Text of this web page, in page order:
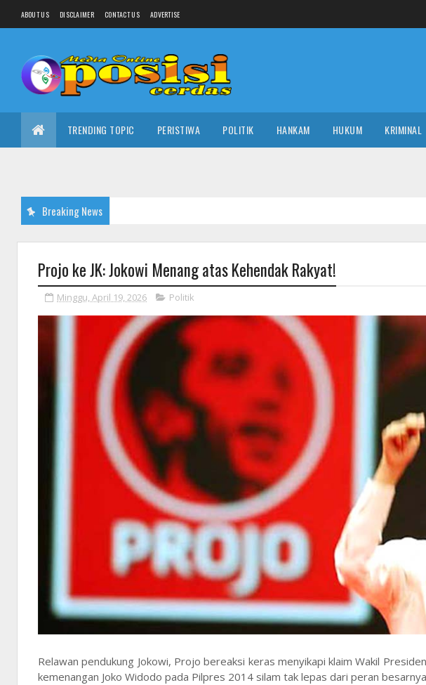
ABOUT US DISCLAIMER CONTACT US ADVERTISE
TRENDING TOPIC PERISTIWA POLITIK HANKAM HUKUM KRIMINAL
Breaking News
Projo ke JK: Jokowi Menang atas Kehendak Rakyat!
Minggu, April 19, 2026 Politik
Relawan pendukung Jokowi, Projo bereaksi keras menyikapi klaim Wakil
kemenangan Joko Widodo pada Pilpres 2014 silam tak lepas dari peran